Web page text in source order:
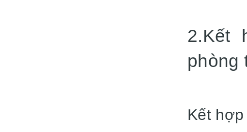
2.Kết
phòng
Kết